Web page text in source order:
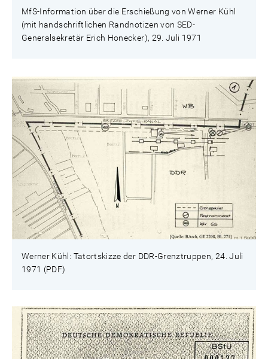
MfS-Information über die Erschießung von Werner Kühl
(mit handschriftlichen Randnotizen von SED-
Generalsekretär Erich Honecker), 29. Juli 1971
Werner Kühl: Tatortskizze der DDR-Grenztruppen, 24. Juli
1971 (PDF)